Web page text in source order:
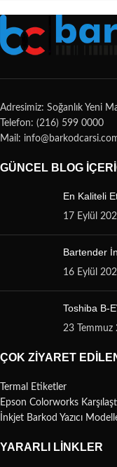
Adresimiz: Soğanlık Yeni
Telefon: (216) 599 0000
Mail:
GÜNCEL BLOG
En Kaliteli
17 Eylül
Bartender
16 Eylül
Toshiba B-
23 Temmuz
ÇOK ZIYARET
Termal Etiketler
Epson Colorworks
İnkjet Barkod Yazıcı
YARARLI LINKLER